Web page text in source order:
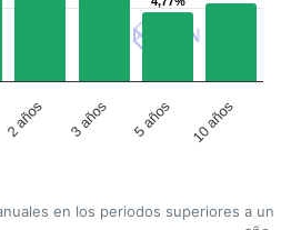
2 años 3 años 5 años 10 años
en los periodos superiores a un